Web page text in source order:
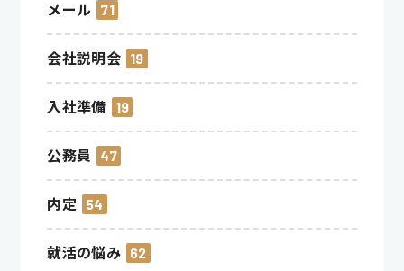
メール 71
会社説明会 19
入社準備 19
公務員 47
内定 54
就活の悩み 62